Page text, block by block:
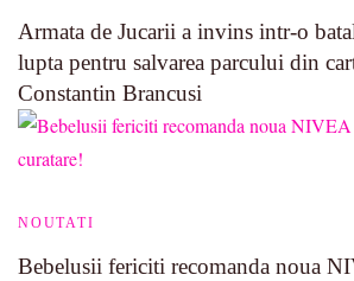
Armata de Jucarii a invins intr-o
lupta pentru salvarea parcului din
Constantin Brancusi
NOUTATI
Bebelusii fericiti recomanda noua